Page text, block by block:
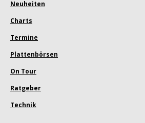
Neuheiten
Charts
Termine
Plattenbörsen
On Tour
Ratgeber
Technik